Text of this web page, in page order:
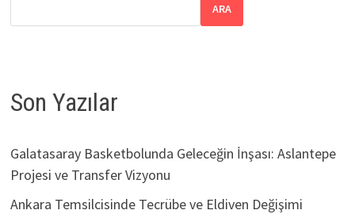
ARA
Son Yazılar
Galatasaray Basketbolunda Geleceğin İnşası: Aslantepe
Projesi ve Transfer Vizyonu
Ankara Temsilcisinde Tecrübe ve Eldiven Değişimi